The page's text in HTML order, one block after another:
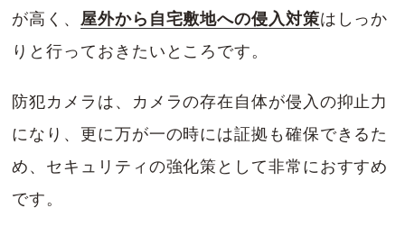
が高く、 屋外から自宅敷地への侵入対策はしっか
りと行っておきたいところです。
防犯カメラは、カメラの存在自体が侵入の抑止力
になり、更に万が一の時には証拠も確保できるた
め、セキュリティの強化策として非常におすすめ
です。